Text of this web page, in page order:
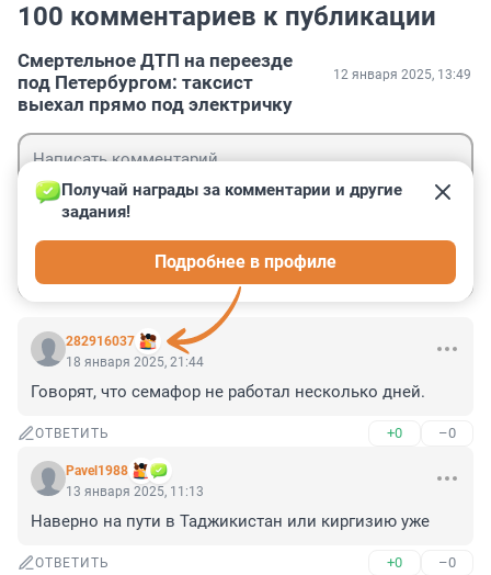
100 комментариев к публикации
Смертельное ДТП на переезде
под Петербургом: таксист
выехал прямо под электричку
12 января 2025, 13:49
282916037
Получай награды за комментарии и другие
задания!
Подробнее в профиле
18 января 2025, 21:44
Говорят, что семафор не работал несколько дней.
ОТВЕТИТЬ +0 –0
Pavel1988
13 января 2025, 11:13
Наверно на пути в Таджикистан или киргизию уже
ОТВЕТИТЬ +0 –0